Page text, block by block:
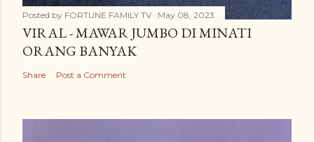
Posted by FORTUNE FAMILY TV May 08, 2023
VIRAL - MAWAR JUMBO DI MINATI
ORANG BANYAK
Share Post a Comment